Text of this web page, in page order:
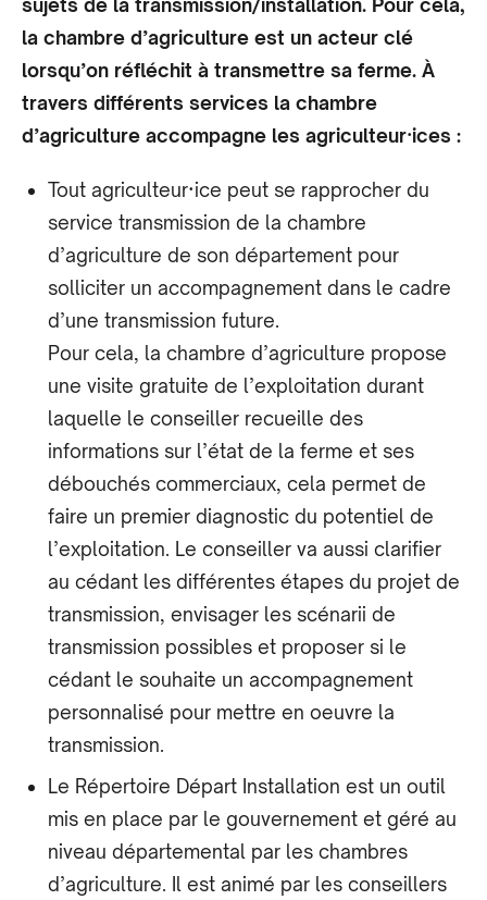
sujets de la transmission/installation. Pour cela,
la chambre d’agriculture est un acteur clé
lorsqu’on réfléchit à transmettre sa ferme. À
travers différents services la chambre
d’agriculture accompagne les agriculteur·ices :
Tout agriculteur·ice peut se rapprocher du
service transmission de la chambre
d’agriculture de son département pour
solliciter un accompagnement dans le cadre
d’une transmission future.
Pour cela, la chambre d’agriculture propose
une visite gratuite de l’exploitation durant
laquelle le conseiller recueille des
informations sur l’état de la ferme et ses
débouchés commerciaux, cela permet de
faire un premier diagnostic du potentiel de
l’exploitation. Le conseiller va aussi clarifier
au cédant les différentes étapes du projet de
transmission, envisager les scénarii de
transmission possibles et proposer si le
cédant le souhaite un accompagnement
personnalisé pour mettre en œuvre la
transmission.
Le Répertoire Départ Installation est un outil
mis en place par le gouvernement et géré au
niveau départemental par les chambres
d’agriculture. Il est animé par les conseillers